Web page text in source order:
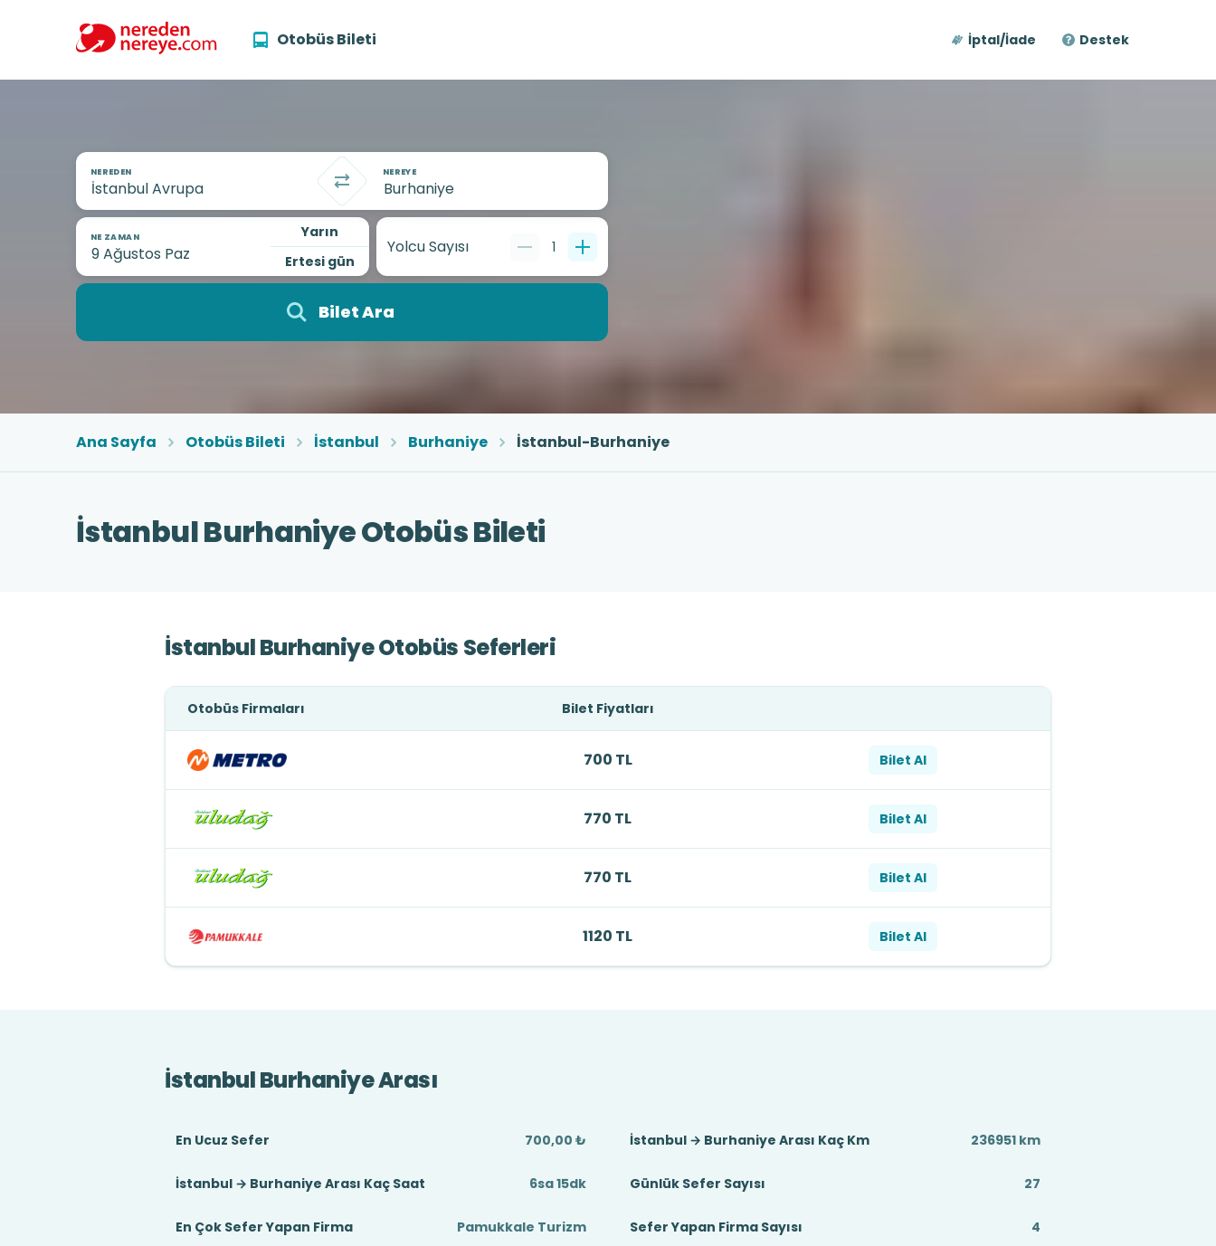
Otobüs Bileti İptal/İade Destek
NEREDEN NEREYE
NE ZAMAN
Yarın
Ertesi gün
Yolcu Sayısı 1
Bilet Ara
Ana Sayfa Otobüs Bileti İstanbul Burhaniye İstanbul-Burhaniye
İstanbul Burhaniye Otobüs Bileti
İstanbul Burhaniye Otobüs Seferleri
Otobüs Firmaları Bilet Fiyatları
700 TL Bilet Al
770 TL Bilet Al
770 TL Bilet Al
1120 TL Bilet Al
İstanbul Burhaniye Arası
En Ucuz Sefer 700,00 ₺ İstanbul → Burhaniye Arası Kaç Km 236951 km
İstanbul → Burhaniye Arası Kaç Saat 6sa 15dk Günlük Sefer Sayısı 27
En Çok Sefer Yapan Firma Pamukkale Turizm Sefer Yapan Firma Sayısı 4